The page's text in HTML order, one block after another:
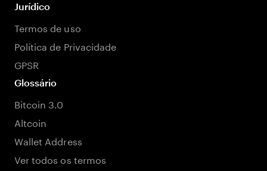
Jurídico
Termos de uso
Política de Privacidade
GPSR
Glossário
Bitcoin 3.0
Altcoin
Wallet Address
Ver todos os termos